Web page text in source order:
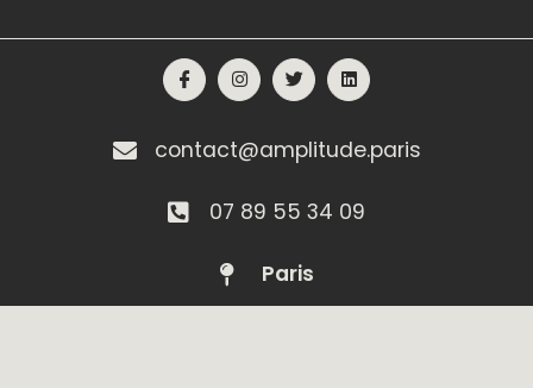
contact@amplitude.paris
07 89 55 34 09
Paris